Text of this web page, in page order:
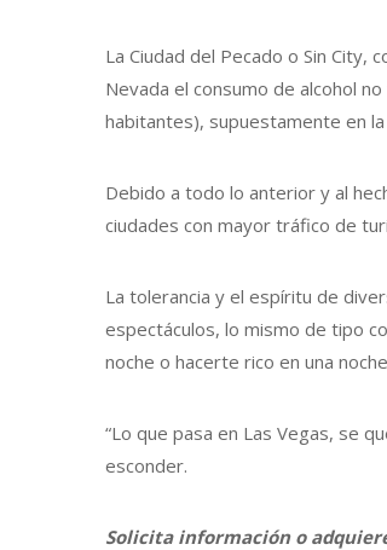
La Ciudad del Pecado o Sin City,
Nevada el consumo de alcohol
habitantes), supuestamente en
Debido a todo lo anterior y al
ciudades con mayor tráfico de
La tolerancia y el espíritu de
espectáculos, lo mismo de tipo
noche o hacerte rico en una
“Lo que pasa en Las Vegas, se
esconder.
Solicita información o